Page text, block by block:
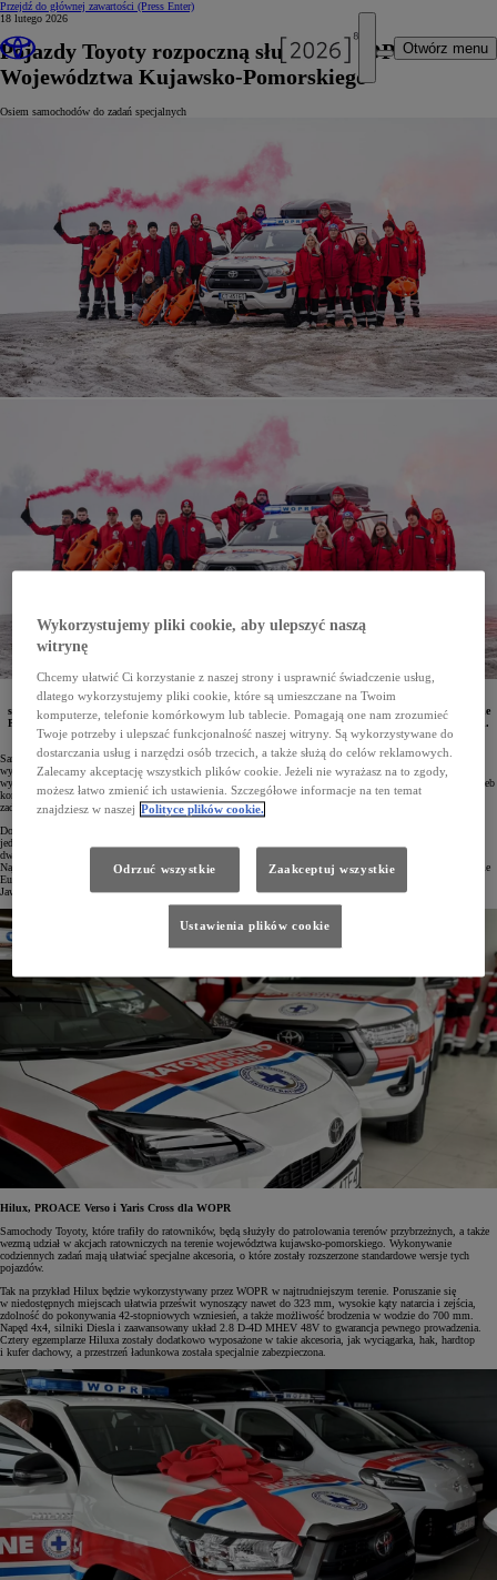
Przejdź do głównej zawartości (Press Enter)
Otwórz menu
18 lutego 2026
Pojazdy Toyoty rozpoczną służbę w WOPR
Województwa Kujawsko-Pomorskiego
Osiem samochodów do zadań specjalnych
Flota ratowników WOPR z województwa kujawsko-pomorskiego została rozszerzona o osiem
samochodów Toyoty. Odpowiednio przystosowane Hiluxy, Yarisy Cross z napędem 4x4 oraz pojemne
PROACE Verso będą pomagać w patrolowaniu terenów przybrzeżnych oraz w akcjach ratowniczych.
Pojazdy przekazał salon Toyota Bydgoszcz.
Samochody Toyoty od lat słyną ze swej niezawodności i trwałości. Ze względu na swoje atuty chętnie są
wybierane przez policję, wojsko, straż pożarną, straż miejską, pogotowie energetyczne, są również
wykorzystywane w ratownictwie wodnym i górskim. Każdy model z łatwością można przystosować do potrzeb
konkretnej służby, a tym samym wesprzeć funkcjonariuszy i ratowników w wykonywaniu ich codziennych
zadań.
Doskonałym przykładem tego jest ostatni nabytek WOPR Województwa Kujawsko-Pomorskiego. Flota tej
jednostki została rozszerzona ostatnio aż o osiem Toyot – cztery egzemplarze pick-upa Hilux z napędem 4x4,
dwie Toyoty PROACE Verso oraz dwa Yarisy Cross z inteligentnym napędem na cztery koła AWD-i.
Największy zakup pojazdów ratowniczych dla jednostek z tego regionu został sfinansowany przy współudziale
Europejskiego Funduszu Rozwoju Regionalnego. Auta dostarczył salon Toyota Bydgoszcz z grupy dilerskiej
Jaworski Auto.
Hilux, PROACE Verso i Yaris Cross dla WOPR
Samochody Toyoty, które trafiły do ratowników, będą służyły do patrolowania terenów przybrzeżnych, a także
wezmą udział w akcjach ratowniczych na terenie województwa kujawsko-pomorskiego. Wykonywanie
codziennych zadań mają ułatwiać specjalne akcesoria, o które zostały rozszerzone standardowe wersje tych
pojazdów.
Tak na przykład Hilux będzie wykorzystywany przez WOPR w najtrudniejszym terenie. Poruszanie się
w niedostępnych miejscach ułatwia prześwit wynoszący nawet do 323 mm, wysokie kąty natarcia i zejścia,
zdolność do pokonywania 42-stopniowych wzniesień, a także możliwość brodzenia w wodzie do 700 mm.
Napęd 4x4, silniki Diesla i zaawansowany układ 2.8 D-4D MHEV 48V to gwarancja pewnego prowadzenia.
Cztery egzemplarze Hiluxa zostały dodatkowo wyposażone w takie akcesoria, jak wyciągarka, hak, hardtop
i kufer dachowy, a przestrzeń ładunkowa została specjalnie zabezpieczona.
Wykorzystujemy pliki cookie, aby ulepszyć naszą
witrynę
Chcemy ułatwić Ci korzystanie z naszej strony i usprawnić świadczenie usług,
dlatego wykorzystujemy pliki cookie, które są umieszczane na Twoim
komputerze, telefonie komórkowym lub tablecie. Pomagają one nam zrozumieć
Twoje potrzeby i ulepszać funkcjonalność naszej witryny. Są wykorzystywane do
dostarczania usług i narzędzi osób trzecich, a także służą do celów reklamowych.
Zalecamy akceptację wszystkich plików cookie. Jeżeli nie wyrażasz na to zgody,
możesz łatwo zmienić ich ustawienia. Szczegółowe informacje na ten temat
znajdziesz w naszej Polityce plików cookie.
Odrzuć wszystkie Zaakceptuj wszystkie
Ustawienia plików cookie